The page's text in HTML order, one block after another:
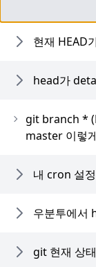
현재 HEAD
head가
git branch *
master 이렇
내 cron 설
우분투에서
git 현재 상